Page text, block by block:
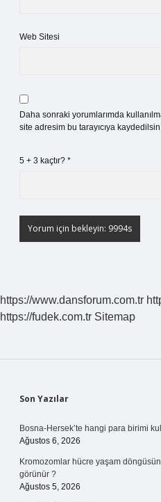
Web Sitesi
Daha sonraki yorumlarımda
site adresim bu tarayıcıya
5 + 3 kaçtır? *
https://www.dansforum.com.tr
https://fudek.com.tr Sitemap
Sidebar
Son Yazılar
Bosna-Hersek’te hangi para birimi
Ağustos 6, 2026
Kromozomlar hücre yaşam
görünür ?
Ağustos 5, 2026